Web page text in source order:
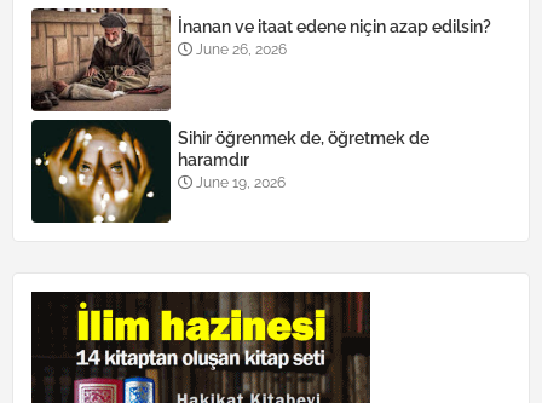
İnanan ve itaat edene niçin azap edilsin?
June 26, 2026
Sihir öğrenmek de, öğretmek de
haramdır
June 19, 2026